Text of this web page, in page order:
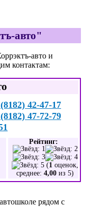
авто"
авто и
контактам:
42-47-17
47-72-79
Рейтинг:
(1 оценок,
среднее: 4,00 из 5)
рядом с